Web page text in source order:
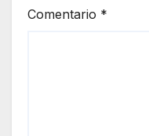
Comentario *